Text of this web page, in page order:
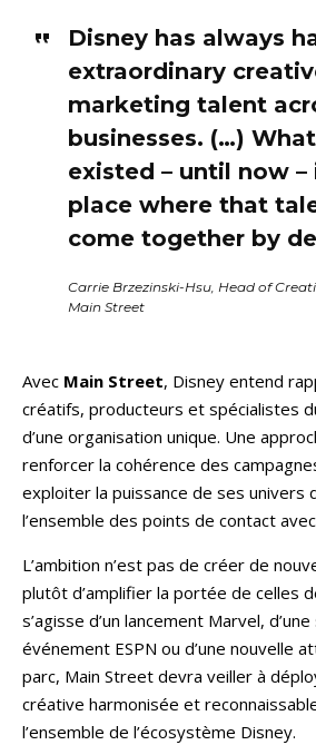
Disney has always
extraordinary
marketing talent
businesses. (…)
existed – until now –
place where that
come together by
Carrie Brzezinski-Hsu, Head of
Main Street
Avec Main Street, Disney entend
créatifs, producteurs et spécialistes
d’une organisation unique. Une
renforcer la cohérence des
exploiter la puissance de ses univers
l’ensemble des points de contact
L’ambition n’est pas de créer de
plutôt d’amplifier la portée de celles
s’agisse d’un lancement Marvel,
événement ESPN ou d’une nouvelle
parc, Main Street devra veiller à
créative harmonisée et
l’ensemble de l’écosystème Disney.